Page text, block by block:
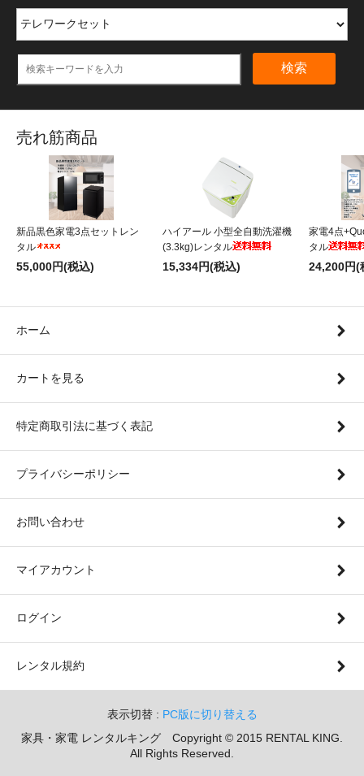
検索
売れ筋商品
新品黒色家電3点セットレン
タル
55,000円(税込)
ハイアール 小型全自動洗濯機
(3.3kg)レンタル
15,334円(税込)
家電4点
タル
24,200円(
ホーム
カートを見る
特定商取引法に基づく表記
プライバシーポリシー
お問い合わせ
マイアカウント
ログイン
レンタル規約
表示切替 : PC版に切り替える
家具・家電 レンタルキング Copyright © 2015 RENTAL KING.
All Rights Reserved.